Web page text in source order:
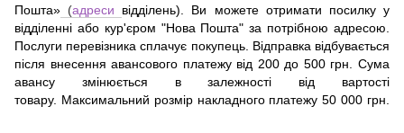
Пошта» (адреси
відділень). Ви можете отримати посилку у
відділенні або кур'єром "Нова Пошта" за потрібною адресою.
Послуги перевізника сплачує покупець. Відправка відбувається
після внесення авансового платежу від 200 до 500 грн. Сума
авансу змінюється в залежності від вартості
товару. Максимальний розмір накладного платежу 50 000 грн.